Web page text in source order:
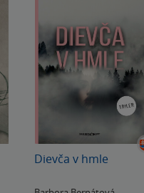
Dievča v hmle